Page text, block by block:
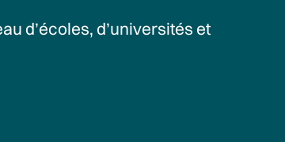
d’écoles, d’universités et